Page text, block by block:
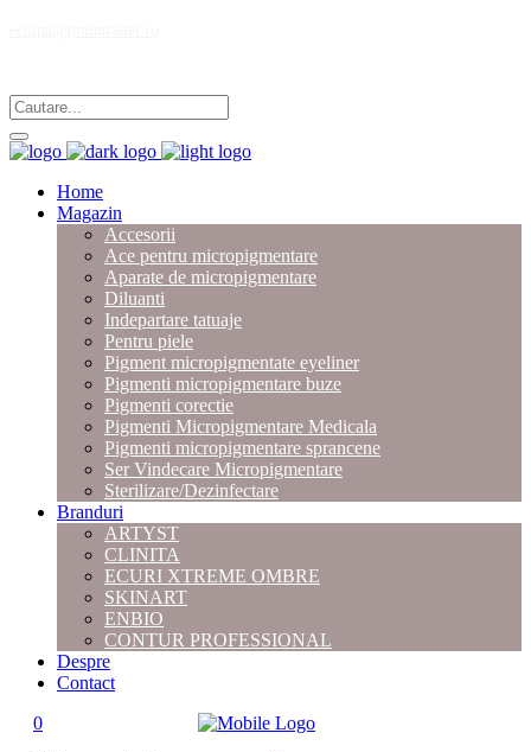
Home
Magazin
Accesorii
Ace pentru micropigmentare
Aparate de micropigmentare
Diluanti
Indepartare tatuaje
Pentru piele
Pigment micropigmentate eyeliner
Pigmenti micropigmentare buze
Pigmenti corectie
Pigmenti Micropigmentare Medicala
Pigmenti micropigmentare sprancene
Ser Vindecare Micropigmentare
Sterilizare/Dezinfectare
Branduri
ARTYST
CLINITA
ECURI XTREME OMBRE
SKINART
ENBIO
CONTUR PROFESSIONAL
Despre
Contact
0